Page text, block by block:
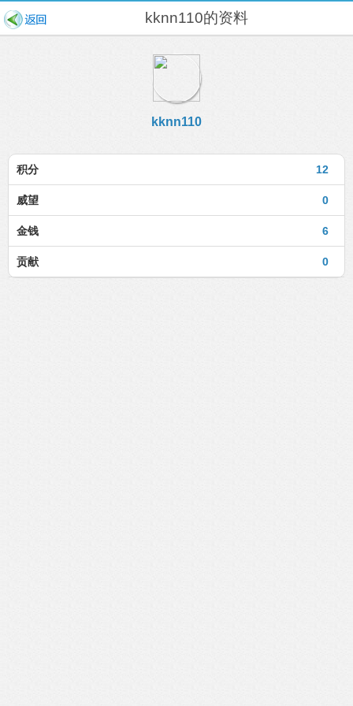
kknn110的资料
kknn110
12
积分
0
威望
6
金钱
0
贡献